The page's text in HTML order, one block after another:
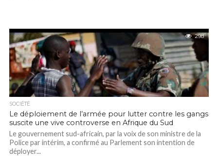
298
SOCIÉTÉ
Le déploiement de l’armée pour lutter contre les gangs
suscite une vive controverse en Afrique du Sud
Le gouvernement sud-africain, par la voix de son ministre de la
Police par intérim, a confirmé au Parlement son intention de
déployer...